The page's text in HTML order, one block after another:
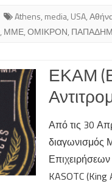
Athens, media, USA,
, ΜΜΕ,ΟΜΙΚΡΟΝ,
ΕΚΑΜ
Από τις 30
διαγωνισμός
KASOTC